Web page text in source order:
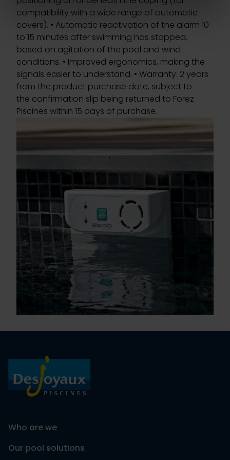
pour en relever les caractéristiques spécifiques
(empreintes digitales).
Pour en savoir plus sur le traitement de vos données
personnelles et définir vos préférences, reportez-vous à
lasection « Détails ». Vous pouvez modifier ou retirer
votre consentement à tout moment à partir de la
déclaration sur les cookies.
Les cookies nous permettent de personnaliser le contenu
médias sociaux et d'analyser notre trafic. Nous
notre site avec nos partenaires de médias sociaux, de
publicité et d'analyse, qui peuvent combiner celles-ci
avec d'autres informations que vous leur avez fournies
ou qu'ils ont collectées lors de votre utilisation de leurs
compatibility with a wide range of automatic
covers). • Automatic reactivation of the alarm 10
to 15 minutes after swimming has stopped,
based on agitation of the pool and wind
conditions. • Improved ergonomics, making the
signals easier to understand. • Warranty: 2 years
from the product purchase date, subject to
the confirmation slip being returned to Forez
Piscines within 15 days of purchase.
Who are we
Our pool solutions